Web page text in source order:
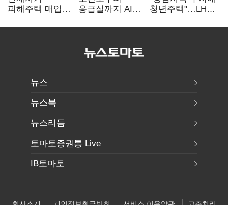
피해주택 매입
누적 피해자
응급실까지 AI
혁신 본격화
청년주택"…LH도
뉴스
뉴스북
뉴스리듬
토마토증권통 Live
IB토마토